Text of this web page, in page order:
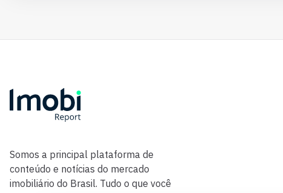
Somos a principal plataforma de
conteúdo e notícias do mercado
imobiliário do Brasil. Tudo o que você